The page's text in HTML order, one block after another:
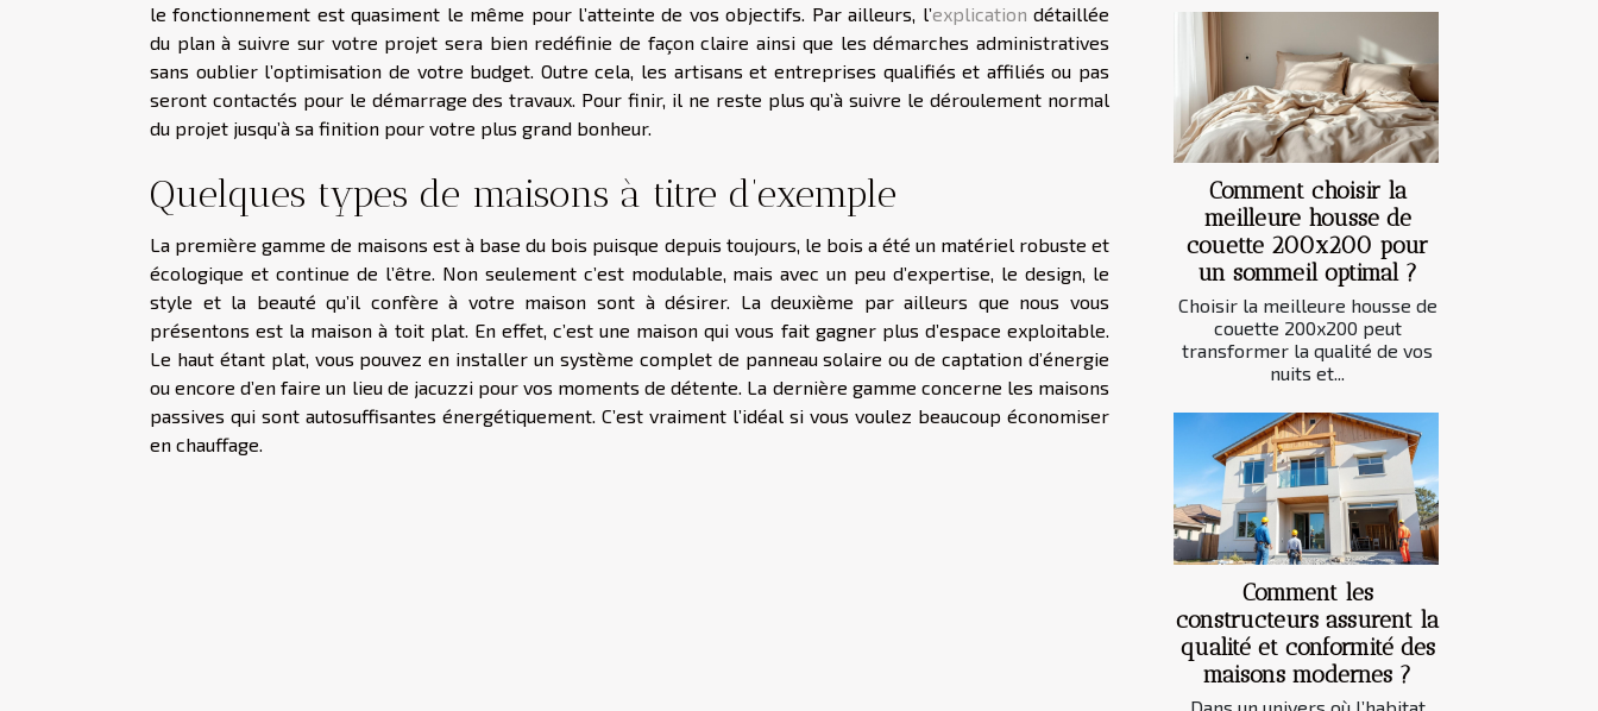
le fonctionnement est quasiment le même pour l’atteinte de vos objectifs. Par ailleurs, l’explication détaillée
du plan à suivre sur votre projet sera bien redéfinie de façon claire ainsi que les démarches administratives
sans oublier l’optimisation de votre budget. Outre cela, les artisans et entreprises qualifiés et affiliés ou pas
seront contactés pour le démarrage des travaux. Pour finir, il ne reste plus qu’à suivre le déroulement normal
du projet jusqu’à sa finition pour votre plus grand bonheur.
Quelques types de maisons à titre d’exemple
La première gamme de maisons est à base du bois puisque depuis toujours, le bois a été un matériel robuste et
écologique et continue de l’être. Non seulement c’est modulable, mais avec un peu d’expertise, le design, le
style et la beauté qu’il confère à votre maison sont à désirer. La deuxième par ailleurs que nous vous
présentons est la maison à toit plat. En effet, c’est une maison qui vous fait gagner plus d’espace exploitable.
Le haut étant plat, vous pouvez en installer un système complet de panneau solaire ou de captation d’énergie
ou encore d’en faire un lieu de jacuzzi pour vos moments de détente. La dernière gamme concerne les maisons
passives qui sont autosuffisantes énergétiquement. C’est vraiment l’idéal si vous voulez beaucoup économiser
en chauffage.
Comment choisir la
meilleure housse de
couette 200x200 pour
un sommeil optimal ?
Choisir la meilleure housse de
couette 200x200 peut
transformer la qualité de vos
nuits et...
Comment les
constructeurs assurent la
qualité et conformité des
maisons modernes ?